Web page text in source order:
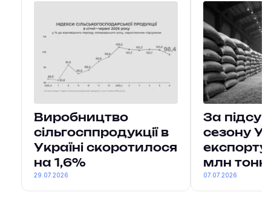
Виробництво
сільгосппродукції в
Україні скоротилося
на 1,6%
29.07.2026
За
сезону
млн тонн
07.07.2026